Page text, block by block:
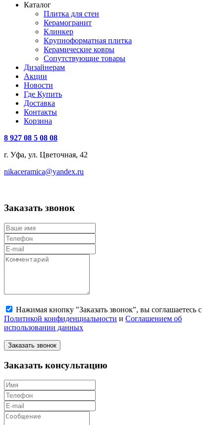
Каталог
Плитка для стен
Керамогранит
Клинкер
Крупноформатная плитка
Керамические ковры
Сопутствующие товары
Дизайнерам
Акции
Новости
Где Купить
Доставка
Контакты
Корзина
8 927 08 5 08 08
г. Уфа, ул. Цветочная, 42
nikaceramica@yandex.ru
Заказать звонок
Нажимая кнопку "Заказать звонок", вы соглашаетесь с
Политикой конфиденциальности и Соглашением об
использовании данных
Заказать звонок
Заказать консультацию